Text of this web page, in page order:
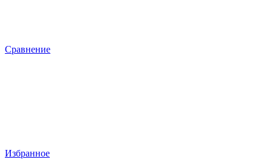
Сравнение
Избранное